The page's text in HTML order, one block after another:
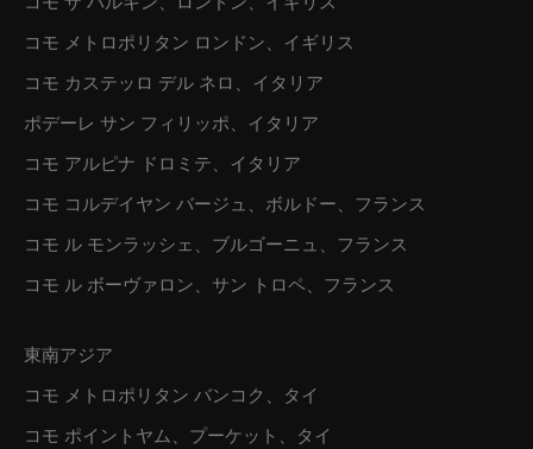
コモ ザ ハルキン、ロンドン、イギリス
コモ メトロポリタン ロンドン、イギリス
コモ カステッロ デル ネロ、イタリア
ポデーレ サン フィリッポ、イタリア
コモ アルピナ ドロミテ、イタリア
コモ コルデイヤン バージュ、ボルドー、フランス
コモ ル モンラッシェ、ブルゴーニュ、フランス
コモ ル ボーヴァロン、サン トロペ、フランス
東南アジア
コモ メトロポリタン バンコク、タイ
コモ ポイントヤム、プーケット、タイ